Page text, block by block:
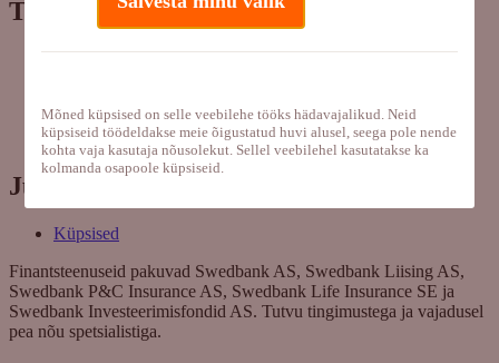
Mõned küpsised on selle veebilehe tööks hädavajalikud. Neid
küpsiseid töödeldakse meie õigustatud huvi alusel, seega pole nende
kohta vaja kasutaja nõusolekut. Sellel veebilehel kasutatakse ka
kolmanda osapoole küpsiseid.
Tooted
Kodulaenud
Investeerimine
Ärikliendile
Juriidiline info
Küpsised
Finantsteenuseid pakuvad Swedbank AS, Swedbank Liising AS,
Swedbank P&C Insurance AS, Swedbank Life Insurance SE ja
Swedbank Investeerimisfondid AS. Tutvu tingimustega ja vajadusel
pea nõu spetsialistiga.